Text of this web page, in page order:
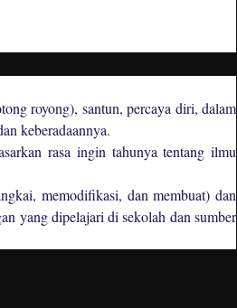
royong), santun, percaya diri, dalam
keberadaannya.
rasa ingin tahunya tentang ilmu
memodifikasi, dan membuat) dan
yang dipelajari di sekolah dan sumber